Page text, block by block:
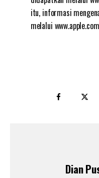
itu, informasi
melalui
Dian